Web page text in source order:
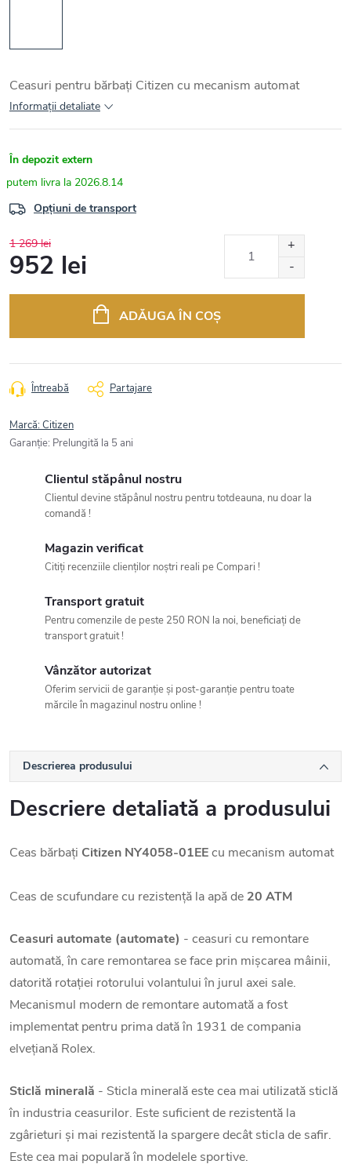
Ceasuri pentru bărbați Citizen cu mecanism automat
Informaţii detaliate
În depozit extern
2026.8.14
Opțiuni de transport
1 269 lei
952 lei
ADĂUGA ÎN COŞ
Întreabă Partajare
Marcă:Citizen
Garanţie: Prelungită la 5 ani
Clientul stăpânul nostru
Clientul devine stăpânul nostru pentru totdeauna, nu doar la
comandă !
Magazin verificat
Citiți recenziile clienților noștri reali pe Compari !
Transport gratuit
Pentru comenzile de peste 250 RON la noi, beneficiați de
transport gratuit !
Vânzător autorizat
Oferim servicii de garanție și post-garanție pentru toate
mărcile în magazinul nostru online !
Descrierea produsului
Descriere detaliată a produsului
Ceas bărbați Citizen NY4058-01EEcu mecanism automat
Ceas de scufundare cu rezistență la apă de 20 ATM
Ceasuri automate (automate) - ceasuri cu remontare
automată, în care remontarea se face prin mișcarea mâinii,
datorită rotației rotorului volantului în jurul axei sale.
Mecanismul modern de remontare automată a fost
implementat pentru prima dată în 1931 de compania
elvețiană Rolex.
Sticlă minerală - Sticla minerală este cea mai utilizată sticlă
în industria ceasurilor. Este suficient de rezistentă la
zgârieturi și mai rezistentă la spargere decât sticla de safir.
Este cea mai populară în modelele sportive.